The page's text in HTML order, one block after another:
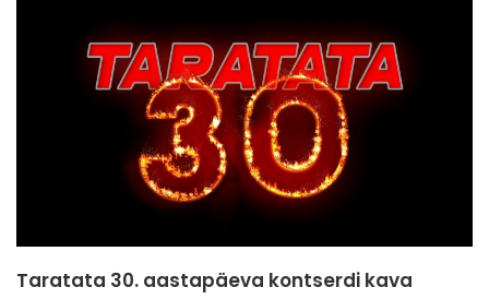
Taratata 30. aastapäeva kontserdi kava